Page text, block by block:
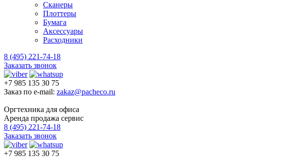
Сканеры
Плоттеры
Бумага
Аксессуары
Расходники
8 (495) 221-74-18
Заказать звонок
+7 985 135 30 75
Заказ по e-mail: zakaz@pacheco.ru
Оргтехника для офиса
Аренда продажа сервис
8 (495) 221-74-18
Заказать звонок
+7 985 135 30 75